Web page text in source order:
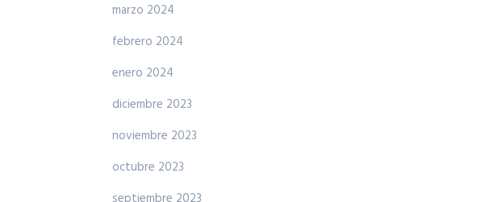
marzo 2024
febrero 2024
enero 2024
diciembre 2023
noviembre 2023
octubre 2023